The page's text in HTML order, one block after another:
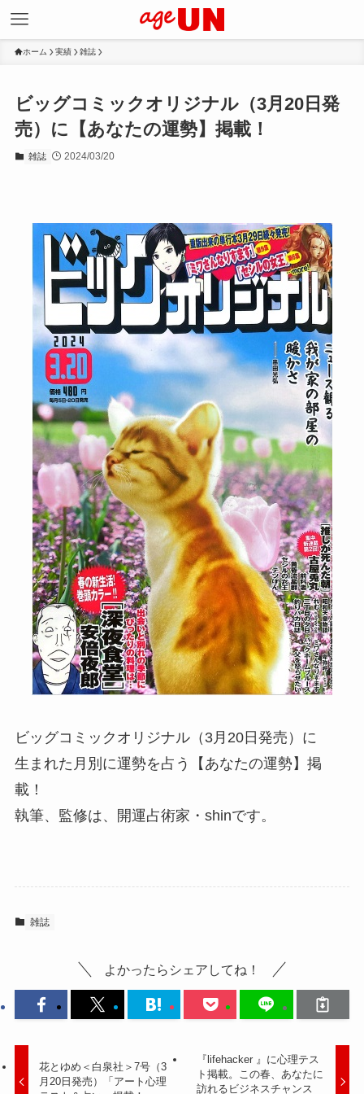
ホーム 実績 雑誌
ビッグコミックオリジナル（3月20日発
売）に【あなたの運勢】掲載！
雑誌 2024/03/20
ビッグコミックオリジナル（3月20日発売）に
生まれた月別に運勢を占う【あなたの運勢】掲
載！
執筆、監修は、開運占術家・shinです。
雑誌
よかったらシェアしてね！
花とゆめ＜白泉社＞7号（3
月20日発売）「アート心理
『lifehacker 』に心理テス
ト掲載。この春、あなたに
訪れるビジネスチャンス